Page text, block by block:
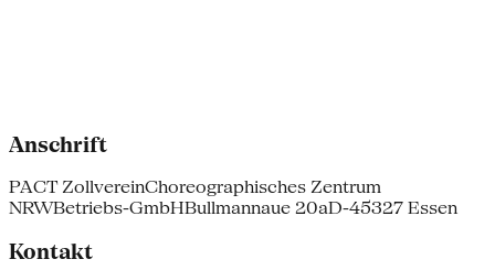
Anschrift
PACT ZollvereinChoreographisches Zentrum
NRWBetriebs-GmbHBullmannaue 20aD-45327 Essen
Kontakt